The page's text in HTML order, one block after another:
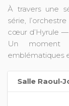
À travers une
série,
cœur d’Hyrule —
Un moment
emblématiques
Salle Raoul-